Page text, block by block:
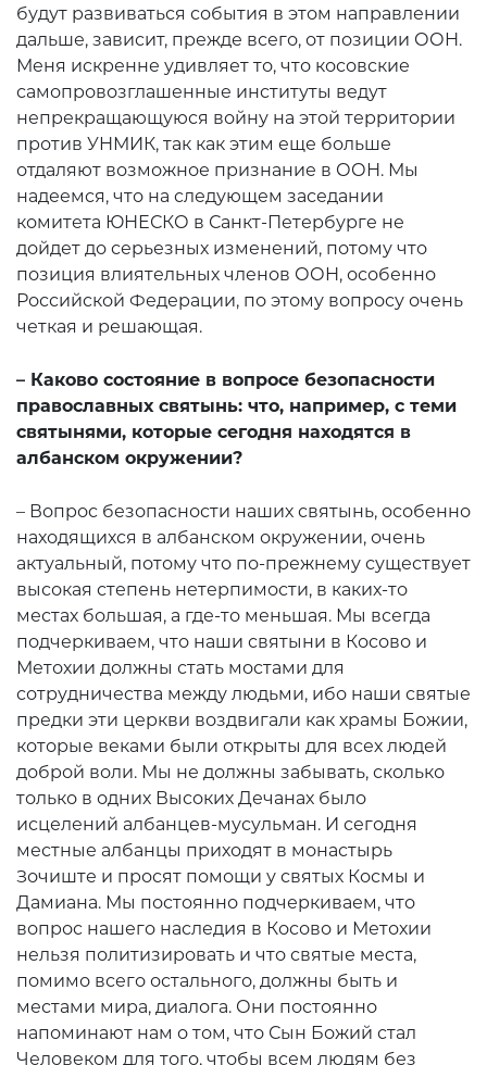
будут развиваться события в этом направлении
дальше, зависит, прежде всего, от позиции ООН.
Меня искренне удивляет то, что косовские
самопровозглашенные институты ведут
непрекращающуюся войну на этой территории
против УНМИК, так как этим еще больше
отдаляют возможное признание в ООН. Мы
надеемся, что на следующем заседании
комитета ЮНЕСКО в Санкт-Петербурге не
дойдет до серьезных изменений, потому что
позиция влиятельных членов ООН, особенно
Российской Федерации, по этому вопросу очень
четкая и решающая.
– Каково состояние в вопросе безопасности
православных святынь: что, например, с теми
святынями, которые сегодня находятся в
албанском окружении?
– Вопрос безопасности наших святынь, особенно
находящихся в албанском окружении, очень
актуальный, потому что по-прежнему существует
высокая степень нетерпимости, в каких-то
местах большая, а где-то меньшая. Мы всегда
подчеркиваем, что наши святыни в Косово и
Метохии должны стать мостами для
сотрудничества между людьми, ибо наши святые
предки эти церкви воздвигали как храмы Божии,
которые веками были открыты для всех людей
доброй воли. Мы не должны забывать, сколько
только в одних Высоких Дечанах было
исцелений албанцев-мусульман. И сегодня
местные албанцы приходят в монастырь
Зочиште и просят помощи у святых Космы и
Дамиана. Мы постоянно подчеркиваем, что
вопрос нашего наследия в Косово и Метохии
нельзя политизировать и что святые места,
помимо всего остального, должны быть и
местами мира, диалога. Они постоянно
напоминают нам о том, что Сын Божий стал
Человеком для того, чтобы всем людям без